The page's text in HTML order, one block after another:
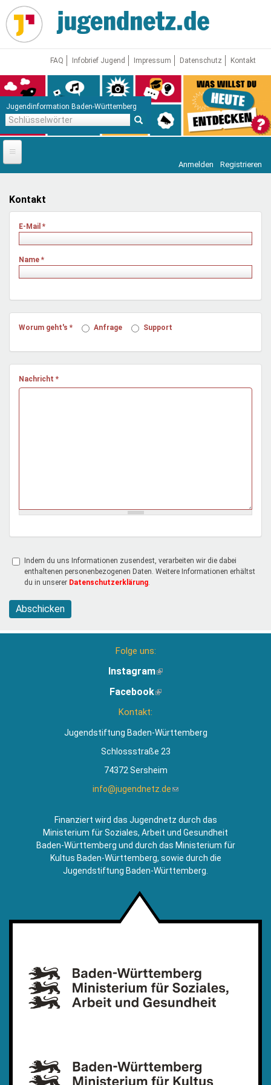
Direkt
zum
Inhalt
FAQ Infobrief Jugend Impressum Datenschutz Kontakt
Jugendinformation Baden-Württemberg
Startseite
News
Jugendnetz
Freizeit & Reisen
Mentoren & Projekte
Demokratie & Beteiligung
Vor Ort
Anmelden Registrieren
Kontakt
E-Mail *
Name *
Worum geht's * Anfrage Support
Nachricht *
Indem du uns Informationen zusendest, verarbeiten wir die dabei
enthaltenen personenbezogenen Daten. Weitere Informationen erhältst
du in unserer Datenschutzerklärung
Abschicken
Folge uns:
Instagram(Link
extern)
Facebook(Link
Kontakt:
Jugendstiftung Baden-Württemberg
Schlossstraße 23
74372 Sersheim
info@jugendnetz.de(Link
Mail)
Finanziert wird das Jugendnetz durch das
Ministerium für Soziales, Arbeit und Gesundheit
Baden-Württemberg und durch das Ministerium für
Kultus Baden-Württemberg, sowie durch die
Jugendstiftung Baden-Württemberg.